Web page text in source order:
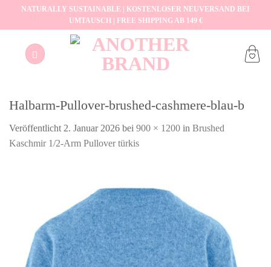
NATURALLY SUSTAINABLE | KOSTENLOSER NEUVERSAND BEI
UMTAUSCH | FREE SHIPPING AB 149 €
Halbarm-Pullover-brushed-cashmere-blau-b
Veröffentlicht 2. Januar 2026 bei 900 × 1200 in Brushed
Kaschmir 1/2-Arm Pullover türkis